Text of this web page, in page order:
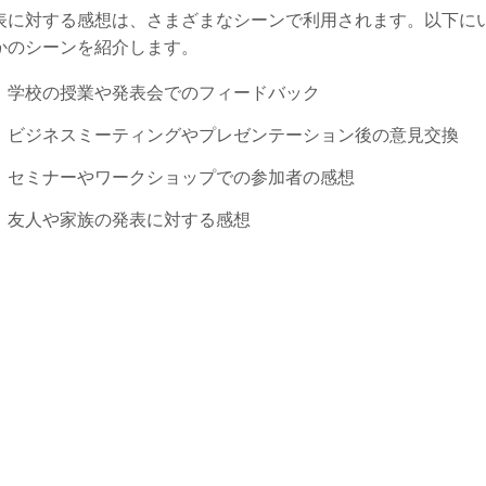
に対する感想は、さまざまなシーンで利用されます。以下に
のシーンを紹介します。
学校の授業や発表会でのフィードバック
ビジネスミーティングやプレゼンテーション後の意見交換
セミナーやワークショップでの参加者の感想
友人や家族の発表に対する感想